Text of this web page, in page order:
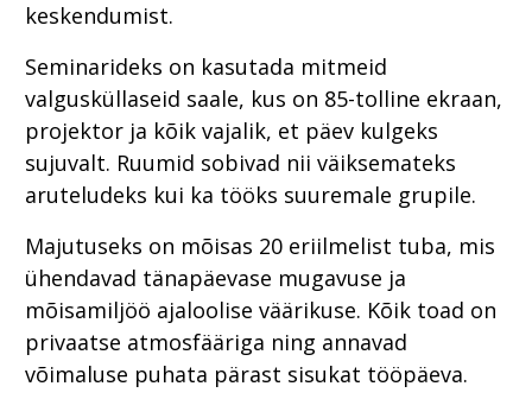
keskendumist.
Seminarideks on kasutada mitmeid
valgusküllaseid saale, kus on 85-tolline ekraan,
projektor ja kõik vajalik, et päev kulgeks
sujuvalt. Ruumid sobivad nii väiksemateks
aruteludeks kui ka tööks suuremale grupile.
Majutuseks on mõisas 20 eriilmelist tuba, mis
ühendavad tänapäevase mugavuse ja
mõisamiljöö ajaloolise väärikuse. Kõik toad on
privaatse atmosfääriga ning annavad
võimaluse puhata pärast sisukat tööpäeva.